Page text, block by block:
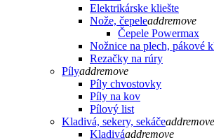
Elektrikárske kliešte
Nože, čepeleaddremove
Čepele Powermax
Nožnice na plech, pákové
Rezačky na rúry
Pílyaddremove
Píly chvostovky
Píly na kov
Pílový list
Kladivá, sekery, sekáčeaddremove
Kladiváaddremove